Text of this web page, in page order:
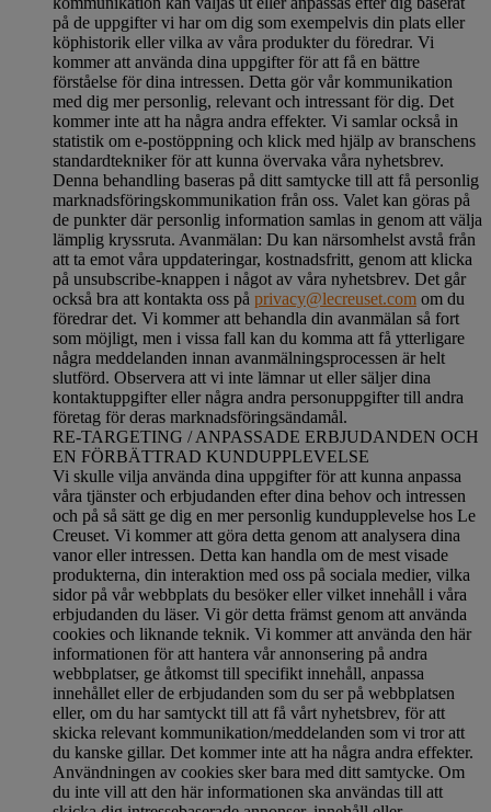
på de uppgifter vi har om dig som exempelvis din plats eller
köphistorik eller vilka av våra produkter du föredrar. Vi
kommer att använda dina uppgifter för att få en bättre
förståelse för dina intressen. Detta gör vår kommunikation
med dig mer personlig, relevant och intressant för dig. Det
kommer inte att ha några andra effekter. Vi samlar också in
statistik om e-postöppning och klick med hjälp av branschens
standardtekniker för att kunna övervaka våra nyhetsbrev.
Denna behandling baseras på ditt samtycke till att få personlig
marknadsföringskommunikation från oss. Valet kan göras på
de punkter där personlig information samlas in genom att välja
lämplig kryssruta. Avanmälan: Du kan närsomhelst avstå från
att ta emot våra uppdateringar, kostnadsfritt, genom att klicka
på unsubscribe-knappen i något av våra nyhetsbrev. Det går
också bra att kontakta oss på privacy@lecreuset.com om du
föredrar det. Vi kommer att behandla din avanmälan så fort
som möjligt, men i vissa fall kan du komma att få ytterligare
några meddelanden innan avanmälningsprocessen är helt
slutförd. Observera att vi inte lämnar ut eller säljer dina
kontaktuppgifter eller några andra personuppgifter till andra
företag för deras marknadsföringsändamål.
RE-TARGETING / ANPASSADE ERBJUDANDEN OCH
EN FÖRBÄTTRAD KUNDUPPLEVELSE
Vi skulle vilja använda dina uppgifter för att kunna anpassa
våra tjänster och erbjudanden efter dina behov och intressen
och på så sätt ge dig en mer personlig kundupplevelse hos Le
Creuset. Vi kommer att göra detta genom att analysera dina
vanor eller intressen. Detta kan handla om de mest visade
produkterna, din interaktion med oss på sociala medier, vilka
sidor på vår webbplats du besöker eller vilket innehåll i våra
erbjudanden du läser. Vi gör detta främst genom att använda
cookies och liknande teknik. Vi kommer att använda den här
informationen för att hantera vår annonsering på andra
webbplatser, ge åtkomst till specifikt innehåll, anpassa
innehållet eller de erbjudanden som du ser på webbplatsen
eller, om du har samtyckt till att få vårt nyhetsbrev, för att
skicka relevant kommunikation/meddelanden som vi tror att
du kanske gillar. Det kommer inte att ha några andra effekter.
Användningen av cookies sker bara med ditt samtycke. Om
du inte vill att den här informationen ska användas till att